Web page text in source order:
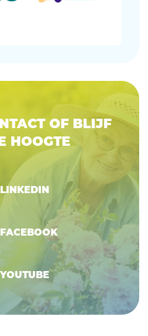
OF BLIJF
HOOGTE
LINKEDIN
FACEBOOK
YOUTUBE